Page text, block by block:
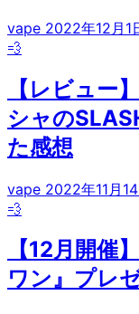
vape 2022年12月1
💨
【レビュー
シャの
た感想
vape 2022年11月
💨
【12月開催
ワン』プレ